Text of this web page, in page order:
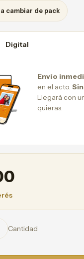
cambiar de pack
Digital
Envío
en el acto.
Llegará con
quieras.
Cantidad